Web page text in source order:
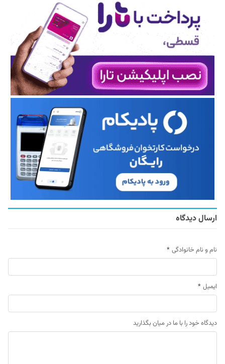
ارسال دیدگاه
نام و نام خانوادگی *
ایمیل *
دیدگاه خود را با ما در میان بگذارید